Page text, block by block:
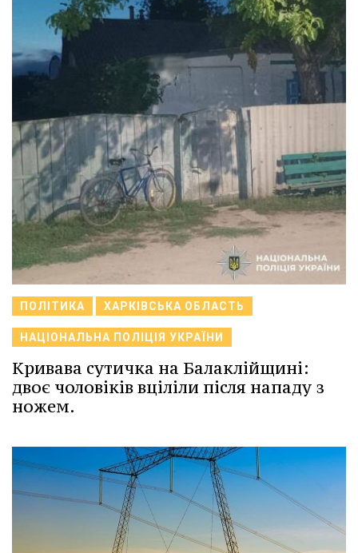
ПОЛІТИКА ХАРКІВСЬКА ОБЛАСТЬ
НАЦІОНАЛЬНА ПОЛІЦІЯ УКРАЇНИ
Кривава сутичка на Балаклійщині:
двоє чоловіків вціліли після нападу з
ножем.